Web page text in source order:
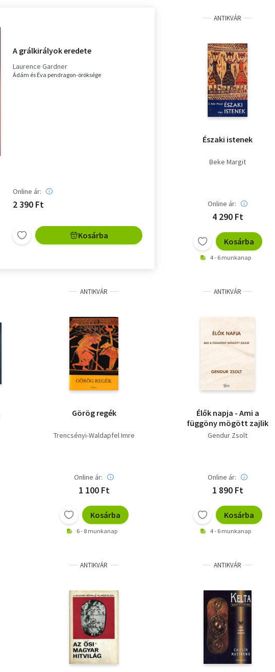
A grálkirályok eredete
Laurence Gardner
Ádám és Éva pendragon-öröksége
Online ár:
2 390 Ft
Kosárba
ANTIKVÁR
Északi istenek
Beke Margit
Online ár:
4 290 Ft
Kosárba
4 - 6 munkanap
ANTIKVÁR
Görög regék
Trencsényi-Waldapfel Imre
Online ár:
1 100 Ft
Kosárba
6 - 8 munkanap
ANTIKVÁR
Élők napja - Ami a
függöny mögött zajlik
Gendur Zsolt
Online ár:
1 890 Ft
Kosárba
4 - 6 munkanap
ANTIKVÁR ANTIKVÁR